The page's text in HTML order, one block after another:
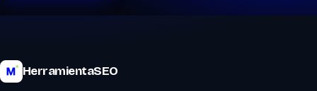
HerramientaSEO